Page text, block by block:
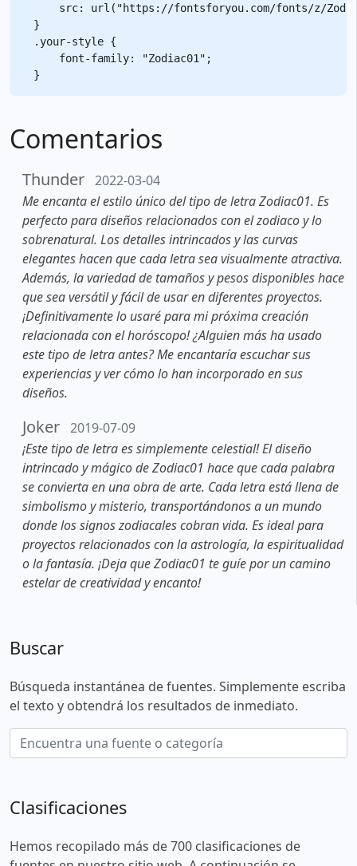
src: url("https://fontsforyou.com/fonts/z/
}
.your-style {
    font-family: "Zodiac01";
Comentarios
Thunder 2022-03-04
Me encanta el estilo único del tipo de letra Zodiac01. Es
perfecto para diseños relacionados con el zodiaco y lo
sobrenatural. Los detalles intrincados y las curvas
elegantes hacen que cada letra sea visualmente atractiva.
Además, la variedad de tamaños y pesos disponibles hace
que sea versátil y fácil de usar en diferentes proyectos.
¡Definitivamente lo usaré para mi próxima creación
relacionada con el horóscopo! ¿Alguien más ha usado
este tipo de letra antes? Me encantaría escuchar sus
experiencias y ver cómo lo han incorporado en sus
diseños.
Joker 2019-07-09
¡Este tipo de letra es simplemente celestial! El diseño
intrincado y mágico de Zodiac01 hace que cada palabra
se convierta en una obra de arte. Cada letra está llena de
simbolismo y misterio, transportándonos a un mundo
donde los signos zodiacales cobran vida. Es ideal para
proyectos relacionados con la astrología, la espiritualidad
o la fantasía. ¡Deja que Zodiac01 te guíe por un camino
estelar de creatividad y encanto!
Buscar
Búsqueda instantánea de fuentes. Simplemente escriba
el texto y obtendrá los resultados de inmediato.
Clasificaciones
Hemos recopilado más de 700 clasificaciones de